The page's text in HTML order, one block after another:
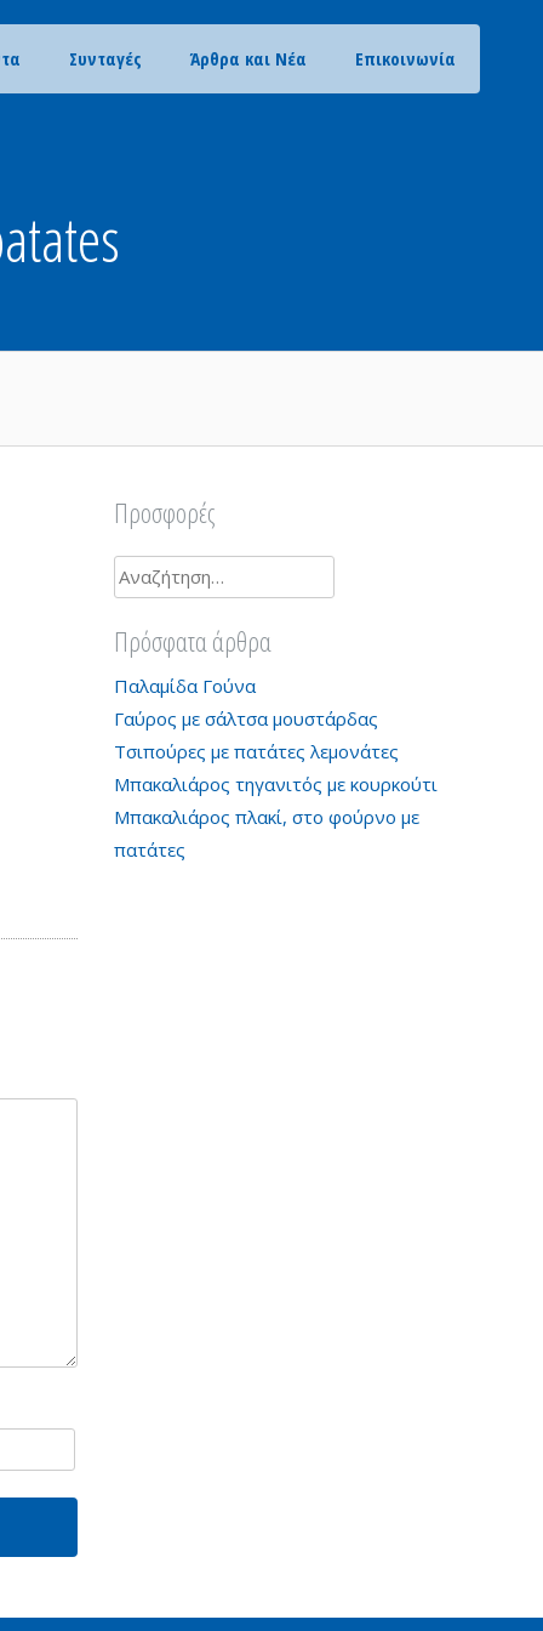
Συνταγές Άρθρα και Νέα Επικοινωνία
Προσφορές
Αναζήτηση
για:
Πρόσφατα άρθρα
Παλαμίδα Γούνα
Γαύρος με σάλτσα μουστάρδας
Τσιπούρες με πατάτες λεμονάτες
Μπακαλιάρος τηγανιτός με κουρκούτι
Μπακαλιάρος πλακί, στο φούρνο με
πατάτες